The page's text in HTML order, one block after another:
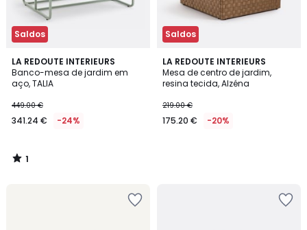
Saldos
LA REDOUTE INTERIEURS
Banco-mesa de jardim em
aço, TALIA
449.00 €
341.24 € -24%
1
/
5
1
/
Saldos
LA REDOUTE INTERIEURS
Mesa de centro de jardim,
resina tecida, Alzéna
219.00 €
175.20 € -20%